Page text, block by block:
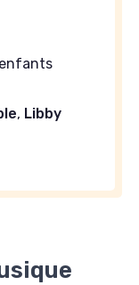
, Libby